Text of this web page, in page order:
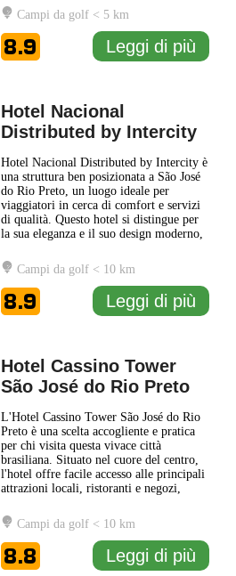
culturali. Gli ospiti possono godere di
camere arredate con gusto, dotate di
comfort moderni come connessione Wi-
Fi gratuita,
... Leggi di più
Campi da golf < 5 km
8.9 Leggi di più
Hotel Nacional
Distributed by Intercity
Hotel Nacional Distributed by Intercity è
una struttura ben posizionata a São José
do Rio Preto, un luogo ideale per
viaggiatori in cerca di comfort e servizi
di qualità. Questo hotel si distingue per
la sua eleganza e il suo design moderno,
ospiti in viaggio sia per affari che per
piacere. Le camere sono arredate con
gusto e dotate di tutte le comodità
necessarie,
... Leggi di più
Campi da golf < 10 km
8.9 Leggi di più
Hotel Cassino Tower
São José do Rio Preto
L'Hotel Cassino Tower São José do Rio
Preto è una scelta accogliente e pratica
per chi visita questa vivace città
brasiliana. Situato nel cuore del centro,
l'hotel offre facile accesso alle principali
attrazioni locali, ristoranti e negozi,
i dintorni. La struttura è caratterizzata da
un design moderno e funzionale, con
camere arredate in modo sobrio ma
confortevole,
... Leggi di più
Campi da golf < 10 km
8.8 Leggi di più